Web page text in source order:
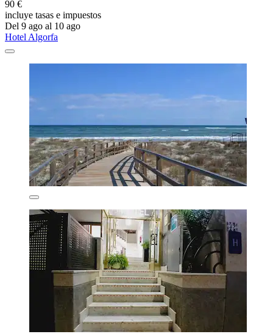
90 €
incluye tasas e impuestos
Del 9 ago al 10 ago
Hotel Algorfa